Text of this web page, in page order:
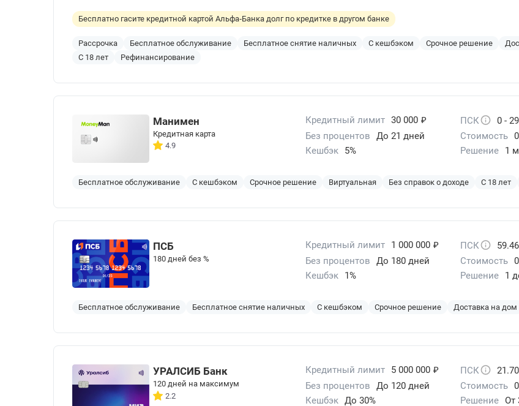
Бесплатно гасите кредитной картой Альфа‑Банка долг по кредитке в другом банке
Рассрочка Бесплатное обслуживание Бесплатное снятие наличных С кешбэком Срочное решение
С 18 лет
Рефинансирование
Манимен
Кредитная карта
4.9
Кредитный лимит 30 000 ₽ ПСК
0 -
Без процентов
До 21 дней Стоимость
Кешбэк
5% Решение 1
Бесплатное обслуживание С кешбэком Срочное решение Виртуальная Без справок о доходе С 18 лет
ПСБ
180 дней без %
Кредитный лимит 1 000 000 ₽ ПСК
Без процентов
До 180 дней Стоимость
Кешбэк
1% Решение 1
Бесплатное обслуживание Бесплатное снятие наличных С кешбэком Срочное решение Доставка на дом
УРАЛСИБ Банк
120 дней на максимум
2.2
Кредитный лимит 5 000 000 ₽ ПСК
Без процентов
До 120 дней Стоимость
Кешбэк До 30% Решение От